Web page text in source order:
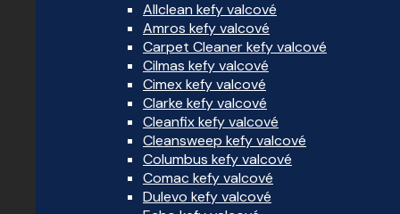
Allclean kefy valcové
Amros kefy valcové
Carpet Cleaner kefy valcové
Cilmas kefy valcové
Cimex kefy valcové
Clarke kefy valcové
Cleanfix kefy valcové
Cleansweep kefy valcové
Columbus kefy valcové
Comac kefy valcové
Dulevo kefy valcové